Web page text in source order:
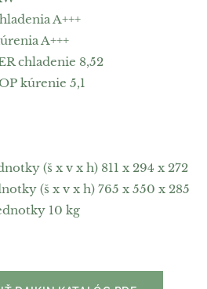
A+++
A+++
chladenie 8,52
kúrenie 5,1
(š x v x h) 811 x 294 x 272
(š x v x h) 765 x 550 x 285
10 kg